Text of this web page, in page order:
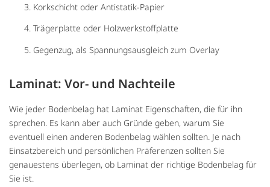
Korkschicht oder Antistatik-Papier
Trägerplatte oder Holzwerkstoffplatte
Gegenzug, als Spannungsausgleich zum Overlay
Laminat: Vor- und Nachteile
Wie jeder Bodenbelag hat Laminat Eigenschaften, die für ihn
sprechen. Es kann aber auch Gründe geben, warum Sie
eventuell einen anderen Bodenbelag wählen sollten. Je nach
Einsatzbereich und persönlichen Präferenzen sollten Sie
genauestens überlegen, ob Laminat der richtige Bodenbelag für
Sie ist.